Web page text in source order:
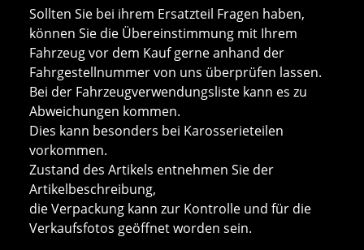
Sollten Sie bei ihrem Ersatzteil Fragen haben,
können Sie die Übereinstimmung mit Ihrem
Fahrzeug vor dem Kauf gerne anhand der
Fahrgestellnummer von uns überprüfen lassen.
Bei der Fahrzeugverwendungsliste kann es zu
Abweichungen kommen.
Dies kann besonders bei Karosserieteilen
vorkommen.
Zustand des Artikels entnehmen Sie der
Artikelbeschreibung,
die Verpackung kann zur Kontrolle und für die
Verkaufsfotos geöffnet worden sein.